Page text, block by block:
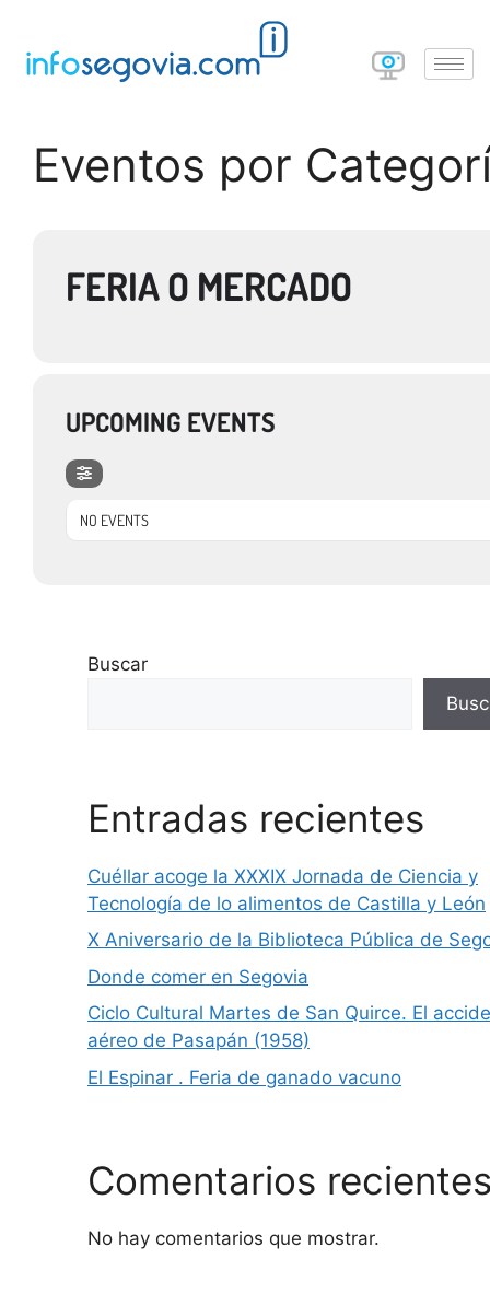
Eventos por
FERIA O MERCADO
UPCOMING EVENTS
NO EVENTS
Buscar
Entradas recientes
Cuéllar acoge la XXXIX Jornada de Ciencia y
Tecnología de lo alimentos de Castilla y León
X Aniversario de la Biblioteca Pública de
Donde comer en Segovia
Ciclo Cultural Martes de San Quirce. El
aéreo de Pasapán (1958)
El Espinar . Feria de ganado vacuno
Comentarios
No hay comentarios que mostrar.